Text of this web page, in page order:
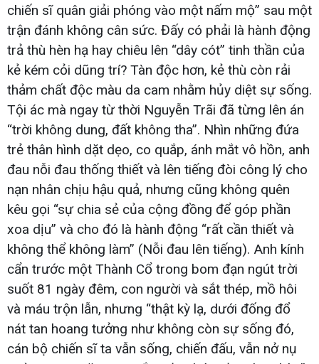
chiến sĩ quân giải phóng vào một nấm mộ” sau một
trận đánh không cân sức. Đấy có phải là hành động
trả thù hèn hạ hay chiêu lên “dây cót” tinh thần của
kẻ kém cỏi dũng trí? Tàn độc hơn, kẻ thù còn rải
thảm chất độc màu da cam nhằm hủy diệt sự sống.
Tội ác mà ngay từ thời Nguyễn Trãi đã từng lên án
“trời không dung, đất không tha”. Nhìn những đứa
trẻ thân hình dặt dẹo, co quắp, ánh mắt vô hồn, anh
đau nỗi đau thống thiết và lên tiếng đòi công lý cho
nạn nhân chịu hậu quả, nhưng cũng không quên
kêu gọi “sự chia sẻ của cộng đồng để góp phần
xoa dịu” và cho đó là hành động “rất cần thiết và
không thể không làm” (Nỗi đau lên tiếng). Anh kính
cẩn trước một Thành Cổ trong bom đạn ngút trời
suốt 81 ngày đêm, con người và sắt thép, mồ hôi
và máu trộn lẫn, nhưng “thật kỳ lạ, dưới đống đổ
nát tan hoang tưởng như không còn sự sống đó,
cán bộ chiến sĩ ta vẫn sống, chiến đấu, vẫn nở nụ